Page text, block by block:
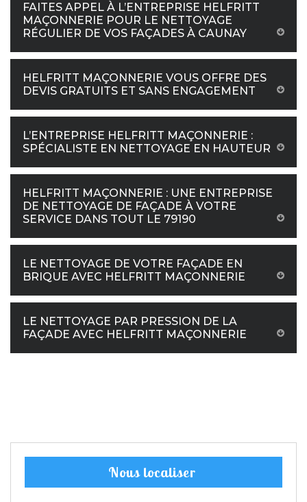
FAITES APPEL À L’ENTREPRISE HELFRITT
MAÇONNERIE POUR LE NETTOYAGE
RÉGULIER DE VOS FAÇADES À CAUNAY
HELFRITT MAÇONNERIE VOUS OFFRE DES
DEVIS GRATUITS ET SANS ENGAGEMENT
L’ENTREPRISE HELFRITT MAÇONNERIE :
SPÉCIALISTE EN NETTOYAGE EN HAUTEUR
HELFRITT MAÇONNERIE : UNE ENTREPRISE
DE NETTOYAGE DE FAÇADE À VOTRE
SERVICE DANS TOUT LE 79190
LE NETTOYAGE DE VOTRE FAÇADE EN
BRIQUE AVEC HELFRITT MAÇONNERIE
LE NETTOYAGE PAR PRESSION DE LA
FAÇADE AVEC HELFRITT MAÇONNERIE
Nous localiser